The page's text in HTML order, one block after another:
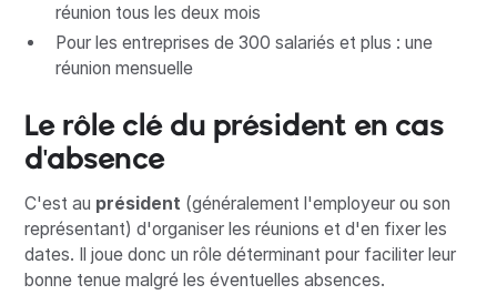
réunion tous les deux mois
Pour les entreprises de 300 salariés et plus : une
réunion mensuelle
Le rôle clé du président en cas
d'absence
C'est au président (généralement l'employeur ou son
représentant) d'organiser les réunions et d'en fixer les
dates. Il joue donc un rôle déterminant pour faciliter leur
bonne tenue malgré les éventuelles absences.